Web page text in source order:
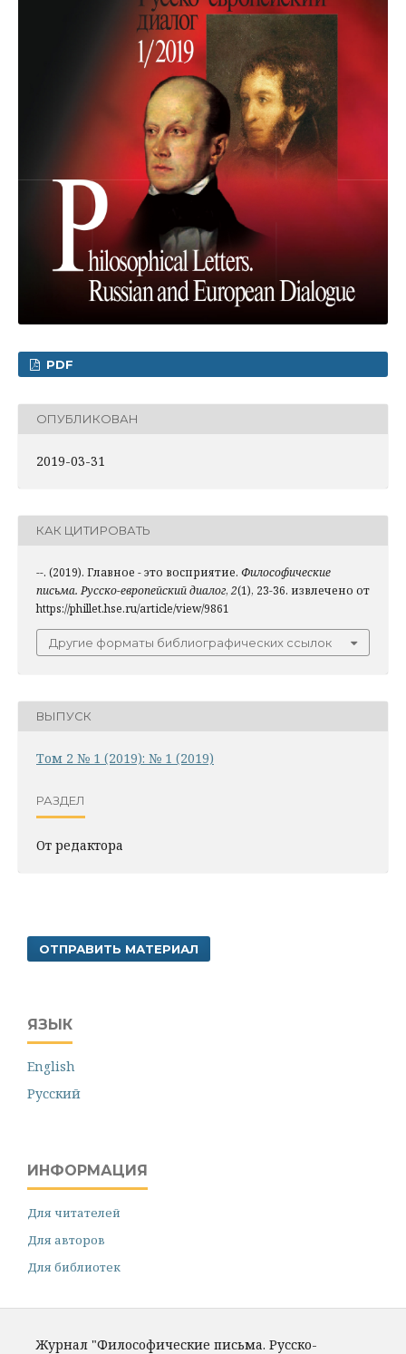
PDF
ОПУБЛИКОВАН
2019-03-31
КАК ЦИТИРОВАТЬ
--. (2019). Главное - это восприятие. Философические
письма. Русско-европейский диалог, 2(1), 23-36. извлечено от
https://phillet.hse.ru/article/view/9861
Другие форматы библиографических ссылок
ВЫПУСК
Том 2 № 1 (2019): № 1 (2019)
РАЗДЕЛ
От редактора
ОТПРАВИТЬ МАТЕРИАЛ
ЯЗЫК
English
Русский
ИНФОРМАЦИЯ
Для читателей
Для авторов
Для библиотек
Журнал "Философические письма. Русско-